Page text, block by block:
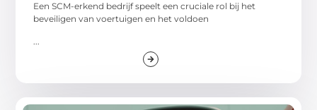
Een SCM-erkend bedrijf speelt een cruciale rol bij het
beveiligen van voertuigen en het voldoen
...